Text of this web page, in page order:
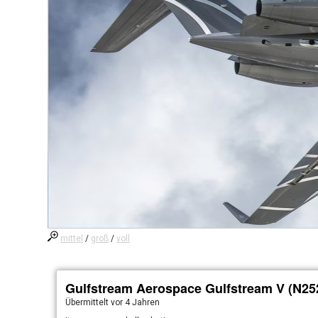
mittel / groß /voll
Gulfstream Aerospace Gulfstream V
Übermitteltvor 4 Jahren